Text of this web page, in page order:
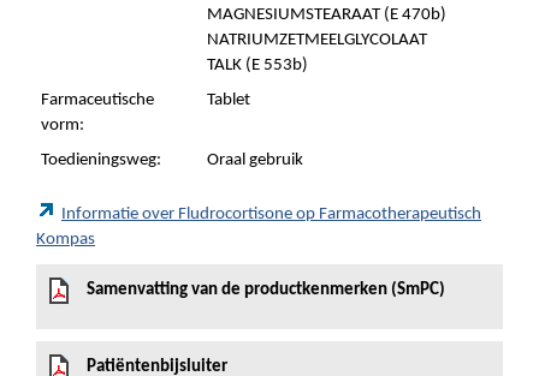
MAGNESIUMSTEARAAT (E 470b)
NATRIUMZETMEELGLYCOLAAT
TALK (E 553b)
Farmaceutische
vorm:
Tablet
Toedieningsweg: Oraal gebruik
Informatie over Fludrocortisone op Farmacotherapeutisch
Kompas
Samenvatting van de productkenmerken (SmPC)
Patiëntenbijsluiter